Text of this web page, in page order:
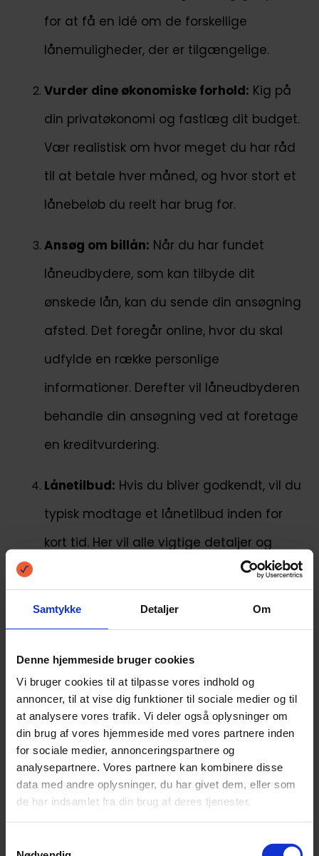
Samtykke Detaljer Om
Denne hjemmeside bruger cookies
Vi bruger cookies til at tilpasse vores indhold og
annoncer, til at vise dig funktioner til sociale medier og til
at analysere vores trafik. Vi deler også oplysninger om
din brug af vores hjemmeside med vores partnere inden
for sociale medier, annonceringspartnere og
analysepartnere. Vores partnere kan kombinere disse
data med andre oplysninger, du har givet dem, eller som
de har indsamlet fra din brug af deres tjenester.
for at få en idé om de forskellige
lånemuligheder, der er tilgængelige.
Vurder dine økonomiske forhold: Kig på
din privatøkonomi og fastlæg dit budget.
Vær realistisk om hvor meget du har råd
til at betale hver måned, og hvor stort et
lånebeløb du reelt har brug for.
Ansøg om billån: Når du har fundet
låneudbydere, som kan tilbyde dit
ønskede lån, kan du sende din ansøgning
afsted. Det foregår online, hvor du skal
udfylde en række personlige
informationer. Derefter vil låneudbyderen
behandle din ansøgning ved at foretage
en kreditvurdering.
Lånetilbud: Hvis du bliver godkendt, vil du
typisk modtage et lånetilbud inden for
kort tid. Her vil alle vigtige detaljer og
informationer om lånet være angivet.
låneaftalen grundigt igennem.
Godkend lånetilbud:Hvis du er tilfreds
med lånevilkår og betingelser, kan du
underskrive låneaftalen.
Udbetaling:Pengene bliver typisk
udbetalt til din bankkonto inden for få
dage.